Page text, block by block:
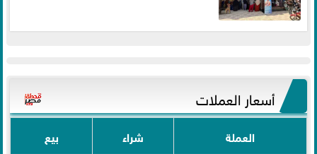
أسعار العملات
العملة شراء بيع